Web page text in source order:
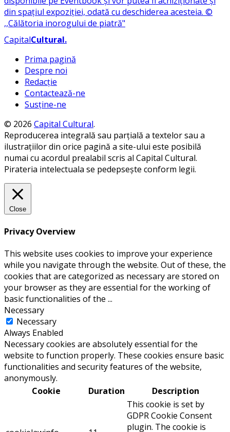
CapitalCultural.
Prima pagină
Despre noi
Redacție
Contactează-ne
Susține-ne
© 2026 Capital Cultural.
Reproducerea integrală sau parțială a textelor sau a
ilustrațiilor din orice pagină a site-ului este posibilă
numai cu acordul prealabil scris al Capital Cultural.
Pirateria intelectuala se pedepsește conform legii.
Close
Privacy Overview
This website uses cookies to improve your experience
while you navigate through the website. Out of these, the
cookies that are categorized as necessary are stored on
your browser as they are essential for the working of
basic functionalities of the ...
Necessary
Necessary
Always Enabled
Necessary cookies are absolutely essential for the
website to function properly. These cookies ensure basic
functionalities and security features of the website,
anonymously.
Cookie
Duration Description
This cookie is set by
GDPR Cookie Consent
plugin. The cookie is